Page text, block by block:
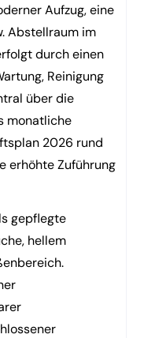
Aufzug, eine
Abstellraum im
durch einen
Reinigung
über die
monatliche
2026 rund
erhöhte Zuführung
gepflegte
hellem